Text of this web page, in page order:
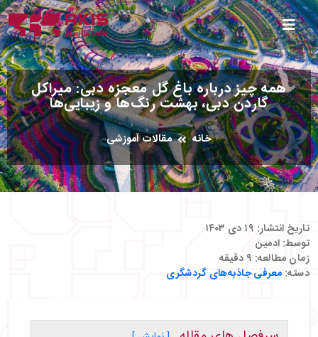
همه چیز درباره باغ گل معجزه دبی: میراکل
گاردن دبی، بهشت رنگ‌ها و زیبایی‌ها
خانه مقالات آموزشی
تاریخ انتشار: ۱۹ دی ۱۴۰۳
توسط: ادمین
زمان مطالعه: ۹ دقیقه
دسته: معرفی جاذبه‌های گردشگری